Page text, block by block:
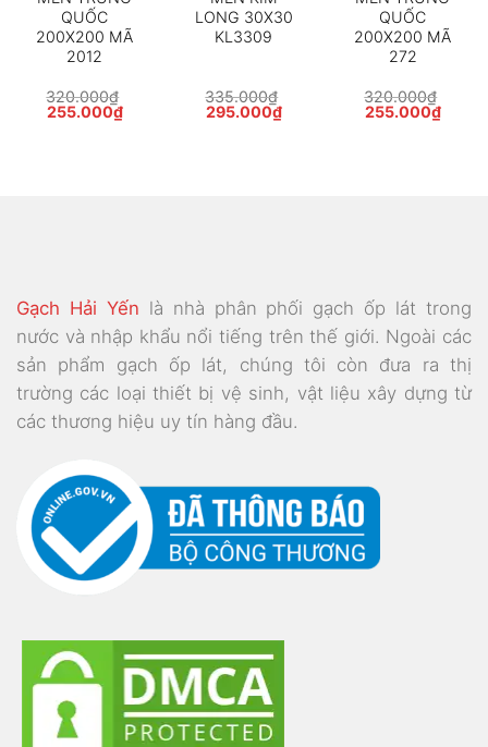
QUỐC
200X200 MÃ
2012
320.000₫
Giá
255.000₫Giá
hiện
LONG 30X30
KL3309
335.000₫
Giá
295.000₫Giá
hiện
QUỐC
200X200 MÃ
272
320.000₫
Giá
255.000₫Giá
hiện
Gạch Hải Yến là nhà phân phối gạch ốp lát trong
nước và nhập khẩu nổi tiếng trên thế giới. Ngoài các
sản phẩm gạch ốp lát, chúng tôi còn đưa ra thị
trường các loại thiết bị vệ sinh, vật liệu xây dựng từ
các thương hiệu uy tín hàng đầu.